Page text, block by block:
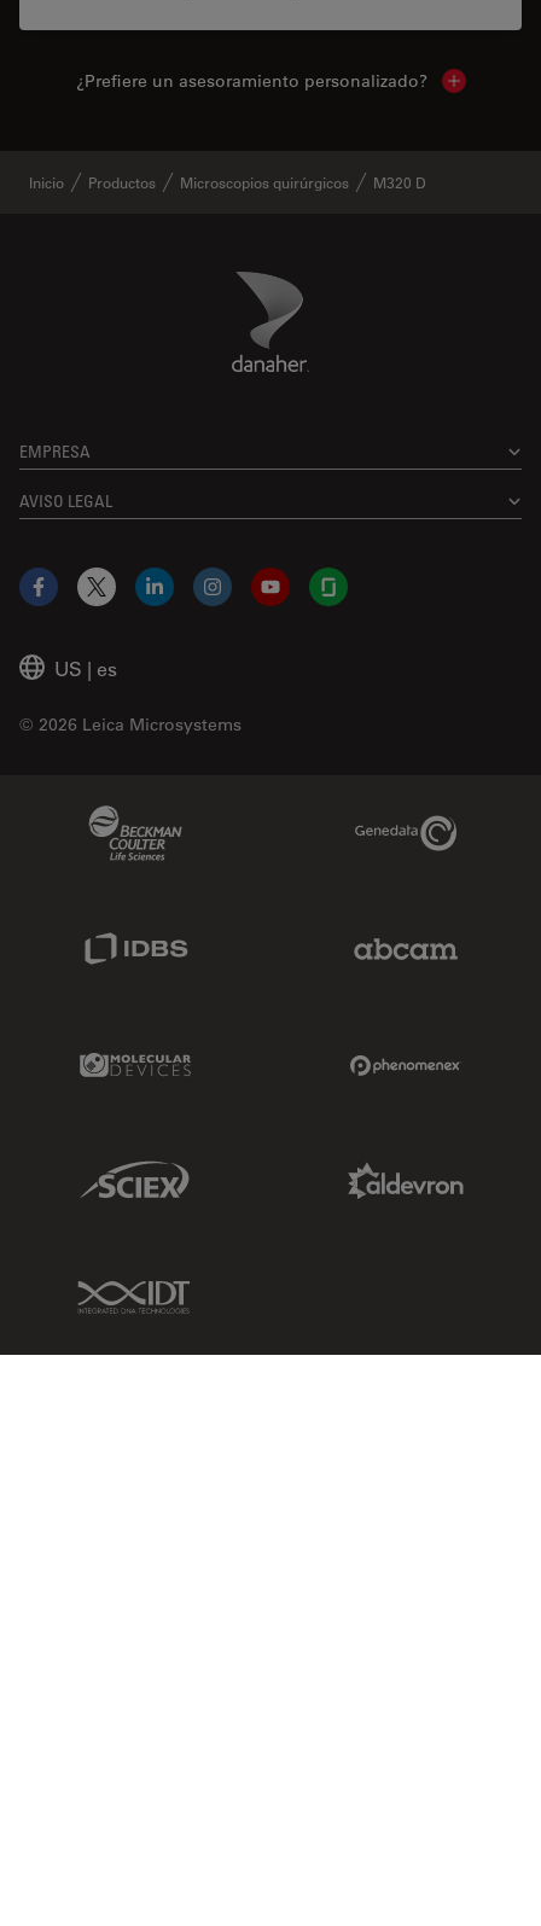
¿Prefiere un asesoramiento personalizado? Show local
Inicio Productos Microscopios quirúrgicos M320 D
Danaher Logo
EMPRESA
AVISO LEGAL
US | es
© 2026 Leica Microsystems
Facebook
X LinkedInInstagramYouTubeGlassdoor
Genedata Link
Molecular Devices Link
Sciex Link
IDT Link